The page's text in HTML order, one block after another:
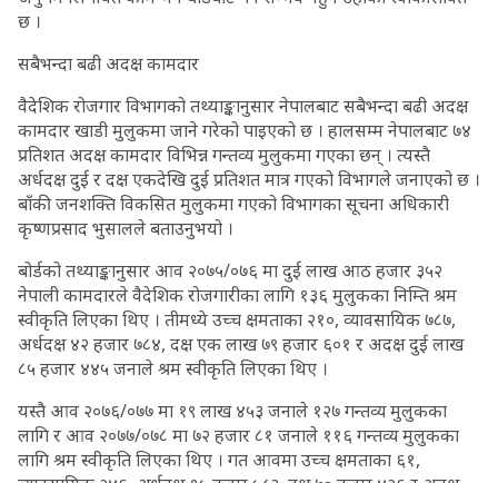
छ ।
सबैभन्दा बढी अदक्ष कामदार
वैदेशिक रोजगार विभागको तथ्याङ्कानुसार नेपालबाट सबैभन्दा बढी अदक्ष
कामदार खाडी मुलुकमा जाने गरेको पाइएको छ । हालसम्म नेपालबाट ७४
प्रतिशत अदक्ष कामदार विभिन्न गन्तव्य मुलुकमा गएका छन् । त्यस्तै
अर्धदक्ष दुई र दक्ष एकदेखि दुई प्रतिशत मात्र गएको विभागले जनाएको छ ।
बाँकी जनशक्ति विकसित मुलुकमा गएको विभागका सूचना अधिकारी
कृष्णप्रसाद भुसालले बताउनुभयो ।
बोर्डको तथ्याङ्कानुसार आव २०७५/०७६ मा दुई लाख आठ हजार ३५२
नेपाली कामदारले वैदेशिक रोजगारीका लागि १३६ मुलुकका निम्ति श्रम
स्वीकृति लिएका थिए । तीमध्ये उच्च क्षमताका २१०, व्यावसायिक ७८७,
अर्धदक्ष ४२ हजार ७८४, दक्ष एक लाख ७९ हजार ६०१ र अदक्ष दुई लाख
८५ हजार ४४५ जनाले श्रम स्वीकृति लिएका थिए ।
यस्तै आव २०७६/०७७ मा १९ लाख ४५३ जनाले १२७ गन्तव्य मुलुकका
लागि र आव २०७७/०७८ मा ७२ हजार ८१ जनाले ११६ गन्तव्य मुलुकका
लागि श्रम स्वीकृति लिएका थिए । गत आवमा उच्च क्षमताका ६१,